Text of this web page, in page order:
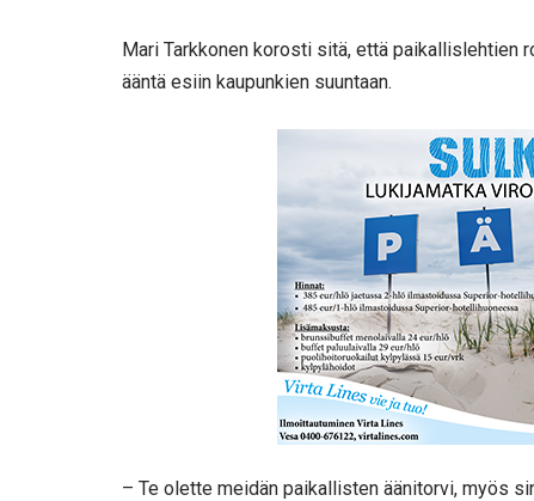
Mari Tarkkonen korosti sitä, että paikallislehtien
ääntä esiin kaupunkien suuntaan.
– Te olette meidän paikallisten äänitorvi, myös